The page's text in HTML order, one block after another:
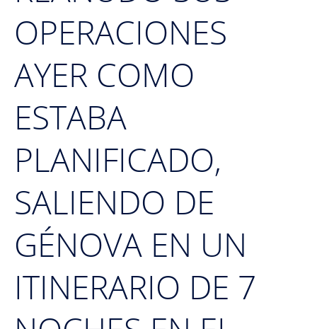
OPERACIONES
AYER COMO
ESTABA
PLANIFICADO,
SALIENDO DE
GÉNOVA EN UN
ITINERARIO DE 7